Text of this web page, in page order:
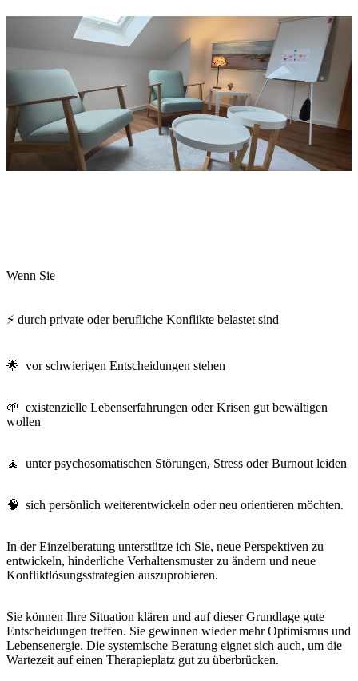
Wenn Sie
⚡ durch private oder berufliche Konflikte belastet sind
🌟 vor schwierigen Entscheidungen stehen
🌱 existenzielle Lebenserfahrungen oder Krisen gut bewältigen
wollen
🧘 unter psychosomatischen Störungen, Stress oder Burnout leiden
🧠 sich persönlich weiterentwickeln oder neu orientieren möchten.
In der Einzelberatung unterstütze ich Sie, neue Perspektiven zu
entwickeln, hinderliche Verhaltensmuster zu ändern und neue
Konfliktlösungsstrategien auszuprobieren.
Sie können Ihre Situation klären und auf dieser Grundlage gute
Entscheidungen treffen. Sie gewinnen wieder mehr Optimismus und
Lebensenergie. Die systemische Beratung eignet sich auch, um die
Wartezeit auf einen Therapieplatz gut zu überbrücken.